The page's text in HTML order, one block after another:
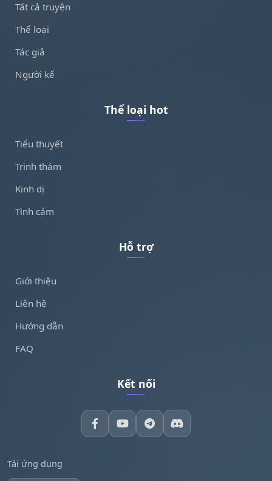
Tất cả truyện
Thể loại
Tác giả
Người kể
Thể loại hot
Tiểu thuyết
Trinh thám
Kinh dị
Tình cảm
Hỗ trợ
Giới thiệu
Liên hệ
Hướng dẫn
FAQ
Kết nối
Tải ứng dụng